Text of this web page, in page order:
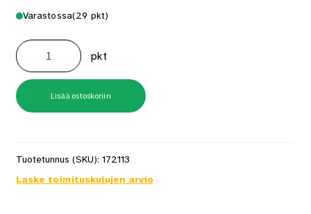
Varastossa(29 pkt)
Paristo
Alkali
Max
Plus
AA
4
kpl/pkt
Energizer
määrä
pkt
Lisää ostoskoriin
Tuotetunnus (SKU): 172113
Laske toimituskulujen arvio